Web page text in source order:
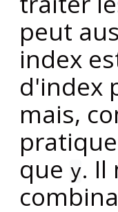
peut
index
d'index
mais,
que y. Il